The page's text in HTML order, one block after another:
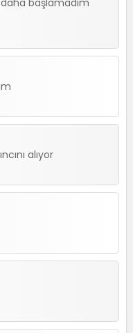
başlamadım
alıyor